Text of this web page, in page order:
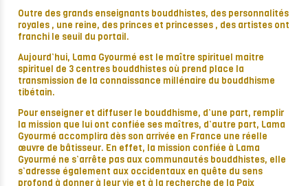
Outre des grands enseignants bouddhistes, des personnalités
royales , une reine, des princes et princesses , des artistes ont
franchi le seuil du portail.
Aujourd’hui, Lama Gyourmé est le maître spirituel maitre
spirituel de 3 centres bouddhistes où prend place la
transmission de la connaissance millénaire du bouddhisme
tibétain.
Pour enseigner et diffuser le bouddhisme, d’une part, remplir
la mission que lui ont confiée ses maîtres, d’autre part, Lama
Gyourmé accomplira dès son arrivée en France une réelle
œuvre de bâtisseur. En effet, la mission confiée à Lama
Gyourmé ne s’arrête pas aux communautés bouddhistes, elle
s’adresse également aux occidentaux en quête du sens
profond à donner à leur vie et à la recherche de la Paix